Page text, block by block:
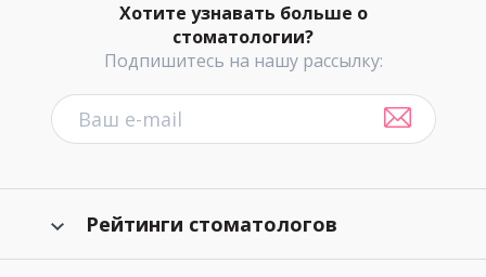
Хотите узнавать больше о
стоматологии?
Подпишитесь на нашу рассылку:
Рейтинги стоматологов